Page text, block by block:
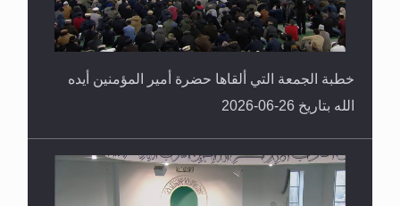
خطبة الجمعة التي ألقاها حضرة أمير المؤمنين أيده
الله بتاريخ 26-06-2026